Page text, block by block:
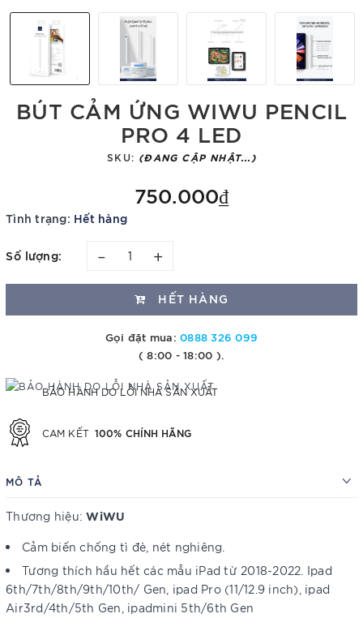
BÚT CẢM ỨNG WIWU PENCIL
PRO 4 LED
SKU: (ĐANG CẬP NHẬT...)
750.000₫
Tình trạng: Hết hàng
Số lượng: – +
HẾT HÀNG
Gọi đặt mua:0888 326 099
( 8:00 - 18:00 ).
BẢO HÀNH DO LỖI NHÀ SẢN XUẤT
CAM KẾT 100% CHÍNH HÃNG
MÔ TẢ
Thương hiệu:WiWU
Cảm biến chống tì đè, nét nghiêng.
Tương thích hầu hết các mẫu iPad từ 2018-2022. Ipad
6th/7th/8th/9th/10th/ Gen, ipad Pro (11/12.9 inch), ipad
Air3rd/4th/5th Gen, ipadmini 5th/6th Gen